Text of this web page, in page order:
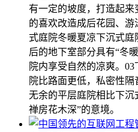
有一定的坡度，打造起
的喜欢改造成后花园、
式庭院冬暖夏凉下沉式
后的地下室部分具有“冬
院内享受自然的凉爽。
院比路面更低，私密性
无余的平层庭院相比下沉
禅房花木深”的意境。